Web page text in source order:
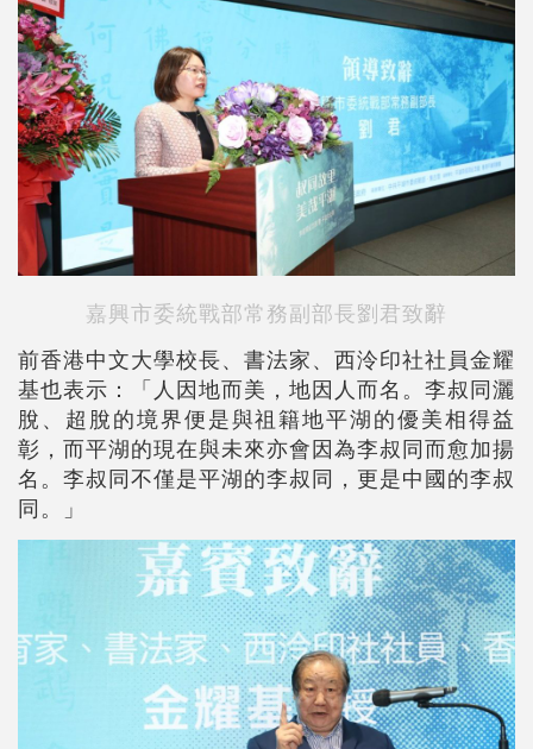
嘉興市委統戰部常務副部長劉君致辭
前香港中文大學校長、書法家、西泠印社社員金耀
基也表示：「人因地而美，地因人而名。李叔同灑
脫、超脫的境界便是與祖籍地平湖的優美相得益
彰，而平湖的現在與未來亦會因為李叔同而愈加揚
名。李叔同不僅是平湖的李叔同，更是中國的李叔
同。」